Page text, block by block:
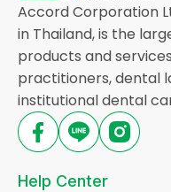
Accord Corporation
in Thailand, is the
products and
practitioners, dental
institutional dental
Help Center